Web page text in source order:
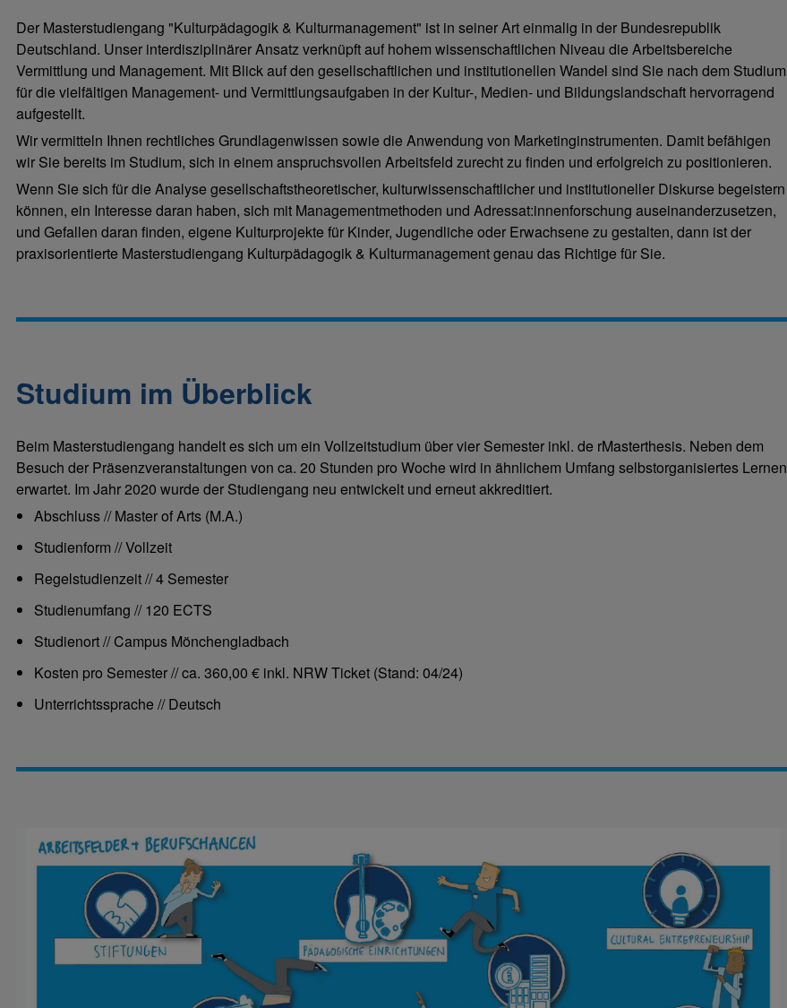
Der Masterstudiengang "Kulturpädagogik & Kulturmanagement" ist in seiner Art einmalig in der Bundesrepublik
Deutschland. Unser interdisziplinärer Ansatz verknüpft auf hohem wissenschaftlichen Niveau die Arbeitsbereiche
Vermittlung und Management. Mit Blick auf den gesellschaftlichen und institutionellen Wandel sind Sie nach dem Studium
für die vielfältigen Management- und Vermittlungsaufgaben in der Kultur-, Medien- und Bildungslandschaft hervorragend
aufgestellt.
Wir vermitteln Ihnen rechtliches Grundlagenwissen sowie die Anwendung von Marketinginstrumenten. Damit befähigen
wir Sie bereits im Studium, sich in einem anspruchsvollen Arbeitsfeld zurecht zu finden und erfolgreich zu positionieren.
Wenn Sie sich für die Analyse gesellschaftstheoretischer, kulturwissenschaftlicher und institutioneller Diskurse begeistern
können, ein Interesse daran haben, sich mit Managementmethoden und Adressat:innenforschung auseinanderzusetzen,
und Gefallen daran finden, eigene Kulturprojekte für Kinder, Jugendliche oder Erwachsene zu gestalten, dann ist der
praxisorientierte Masterstudiengang Kulturpädagogik & Kulturmanagement genau das Richtige für Sie.
Studium im Überblick
Beim Masterstudiengang handelt es sich um ein Vollzeitstudium über vier Semester inkl. de rMasterthesis. Neben dem
Besuch der Präsenzveranstaltungen von ca. 20 Stunden pro Woche wird in ähnlichem Umfang selbstorganisiertes Lernen
erwartet. Im Jahr 2020 wurde der Studiengang neu entwickelt und erneut akkreditiert.
Abschluss // Master of Arts (M.A.)
Studienform // Vollzeit
Regelstudienzeit // 4 Semester
Studienumfang // 120 ECTS
Studienort // Campus Mönchengladbach
Kosten pro Semester // ca. 360,00 € inkl. NRW Ticket (Stand: 04/24)
Unterrichtssprache // Deutsch